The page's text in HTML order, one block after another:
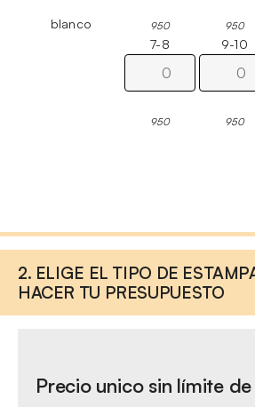
blanco 950 950
7-8
950
9-10
950
2. ELIGE EL TIPO DE
HACER TU PRESUPUESTO
Precio unico sin límite